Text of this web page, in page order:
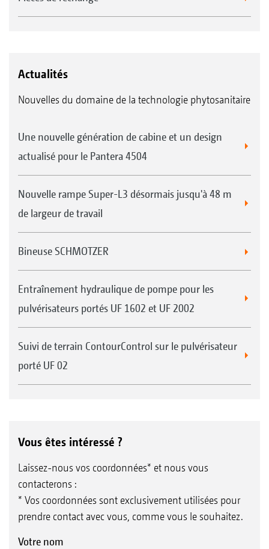
premier essieu est verrouillé et le deuxième est guidé
DoubleTrail au travail dans le champ
Actualités
Nouvelles du domaine de la technologie phytosanitaire
Une nouvelle génération de cabine et un design
actualisé pour le Pantera 4504
Nouvelle rampe Super-L3 désormais jusqu'à 48 m
de largeur de travail
Bineuse SCHMOTZER
Entraînement hydraulique de pompe pour les
pulvérisateurs portés UF 1602 et UF 2002
Suivi de terrain ContourControl sur le pulvérisateur
porté UF 02
Vous êtes intéressé ?
Laissez-nous vos coordonnées* et nous vous
contacterons :
* Vos coordonnées sont exclusivement utilisées pour
prendre contact avec vous, comme vous le souhaitez.
Votre nom